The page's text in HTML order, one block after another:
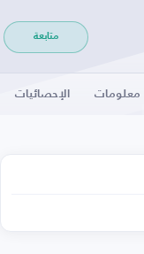
متابعة
معلومات الإحصائيات